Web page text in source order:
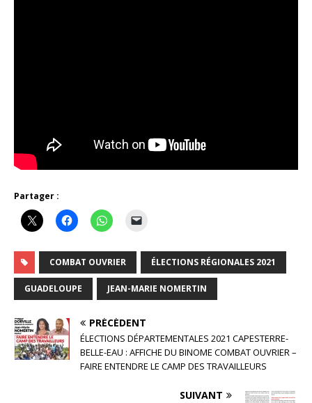
Partager :
COMBAT OUVRIER ÉLECTIONS RÉGIONALES 2021
GUADELOUPE JEAN-MARIE NOMERTIN
PRÉCÉDENT
ÉLECTIONS DÉPARTEMENTALES 2021 CAPESTERRE-
BELLE-EAU : AFFICHE DU BINOME COMBAT OUVRIER –
FAIRE ENTENDRE LE CAMP DES TRAVAILLEURS
SUIVANT